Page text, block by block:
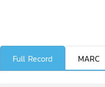
Full Record MARC